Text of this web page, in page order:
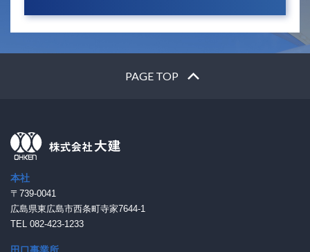
PAGE TOP
本社
〒739-0041
広島県東広島市西条町寺家7644-1
TEL 082-423-1233